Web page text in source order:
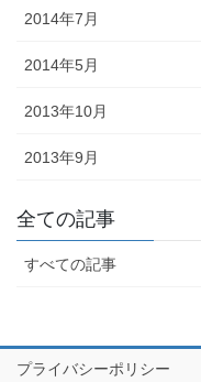
2014年7月
2014年5月
2013年10月
2013年9月
全ての記事
すべての記事
プライバシーポリシー